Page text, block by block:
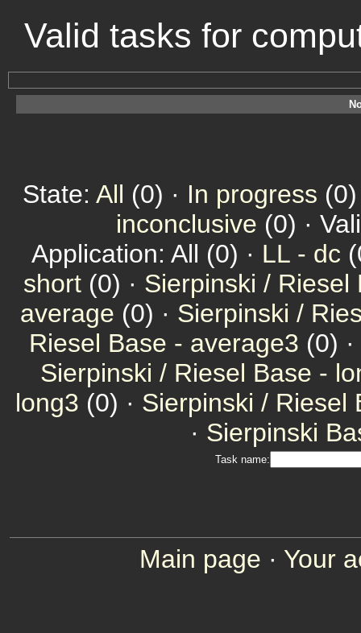
Valid tasks for
State: All (0) · In progress
inconclusive (0) ·
Application: All (0) · LL - dc
short (0) · Sierpinski / Riesel
average (0) · Sierpinski /
Riesel Base - average3 (0) ·
Sierpinski / Riesel Base -
long3 (0) · Sierpinski / Riesel
· Sierpinski
Task name:
Main page · Your